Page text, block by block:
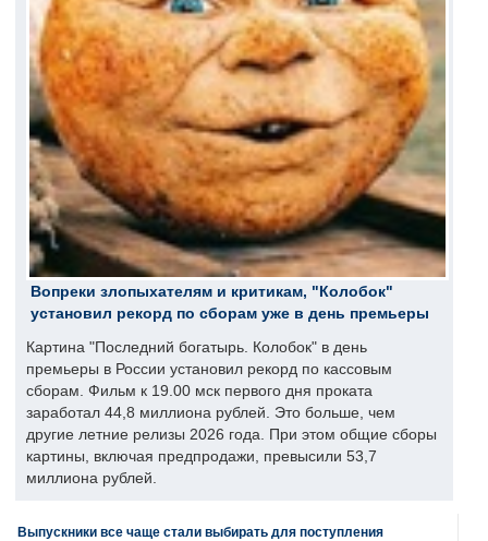
Вопреки злопыхателям и критикам, "Колобок"
установил рекорд по сборам уже в день премьеры
Картина "Последний богатырь. Колобок" в день
премьеры в России установил рекорд по кассовым
сборам. Фильм к 19.00 мск первого дня проката
заработал 44,8 миллиона рублей. Это больше, чем
другие летние релизы 2026 года. При этом общие сборы
картины, включая предпродажи, превысили 53,7
миллиона рублей.
Выпускники все чаще стали выбирать для поступления